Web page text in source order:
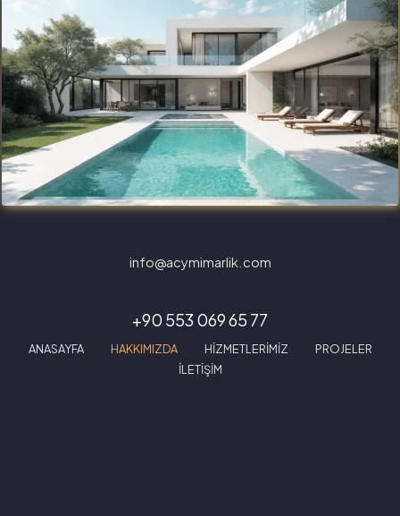
info@acymimarlik.com
+90 553 069 65 77
ANASAYFA HAKKIMIZDA HİZMETLERİMİZ
PROJELER
İLETİŞİM